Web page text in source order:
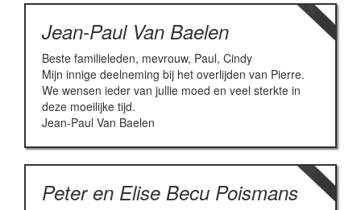
Jean-Paul Van Baelen
Beste familieleden, mevrouw, Paul, Cindy
Mijn innige deelneming bij het overlijden van Pierre.
We wensen ieder van jullie moed en veel sterkte in
deze moeilijke tijd.
Jean-Paul Van Baelen
Peter en Elise Becu Poismans